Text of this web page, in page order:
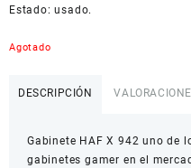
Estado: usado.
Agotado
DESCRIPCIÓN
Gabinete HAF X 942 uno de
gabinetes gamer en el